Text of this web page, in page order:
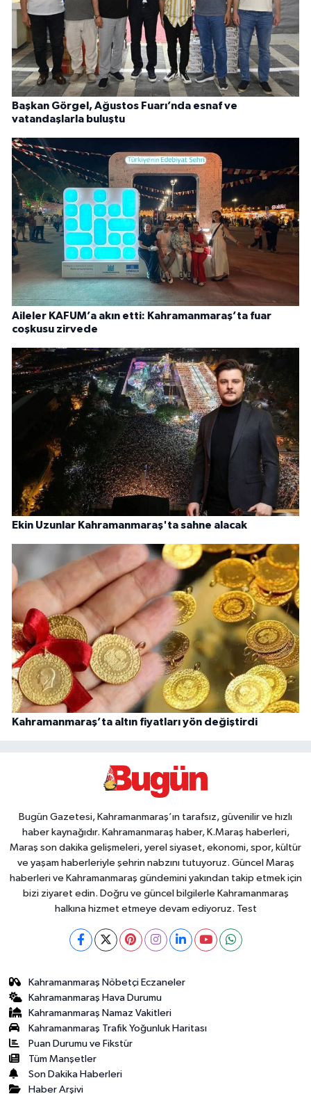
Başkan Görgel, Ağustos Fuarı’nda esnaf ve
vatandaşlarla buluştu
Aileler KAFUM’a akın etti: Kahramanmaraş’ta fuar
coşkusu zirvede
Ekin Uzunlar Kahramanmaraş'ta sahne alacak
Kahramanmaraş’ta altın fiyatları yön değiştirdi
Bugün Gazetesi, Kahramanmaraş’ın tarafsız, güvenilir ve hızlı
haber kaynağıdır. Kahramanmaraş haber, K.Maraş haberleri,
Maraş son dakika gelişmeleri, yerel siyaset, ekonomi, spor, kültür
ve yaşam haberleriyle şehrin nabzını tutuyoruz. Güncel Maraş
haberleri ve Kahramanmaraş gündemini yakından takip etmek için
bizi ziyaret edin. Doğru ve güncel bilgilerle Kahramanmaraş
halkına hizmet etmeye devam ediyoruz. Test
Kahramanmaraş Nöbetçi Eczaneler
Kahramanmaraş Hava Durumu
Kahramanmaraş Namaz Vakitleri
Kahramanmaraş Trafik Yoğunluk Haritası
Puan Durumu ve Fikstür
Tüm Manşetler
Son Dakika Haberleri
Haber Arşivi